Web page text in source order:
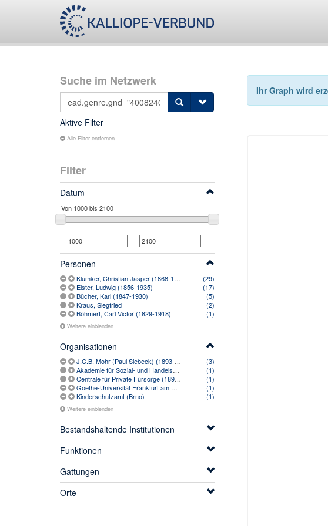
Suche im Netzwerk
Aktive Filter
Alle Filter entfernen
Filter
Datum
Personen
Klumker, Christian Jasper (1868-1942)
(29)
Elster, Ludwig (1856-1935)
(17)
Bücher, Karl (1847-1930)
(5)
Kraus, Siegfried
(2)
Böhmert, Carl Victor (1829-1918)
(1)
Weitere einblenden
Organisationen
J.C.B. Mohr (Paul Siebeck) (1893-2005)
(3)
Akademie für Sozial- und Handelswissenschaften (1901-1914)
(1)
Centrale für Private Fürsorge (1899-)
(1)
Goethe-Universität Frankfurt am Main (1914-)
(1)
Kinderschutzamt (Brno)
(1)
Weitere einblenden
Bestandshaltende Institutionen
Funktionen
Gattungen
Orte
Ihr Graph wird